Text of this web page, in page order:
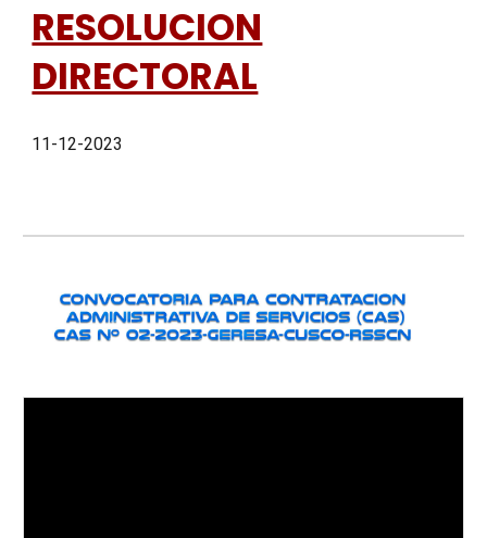
RESOLUCION
DIRECTORAL
11-12-2023